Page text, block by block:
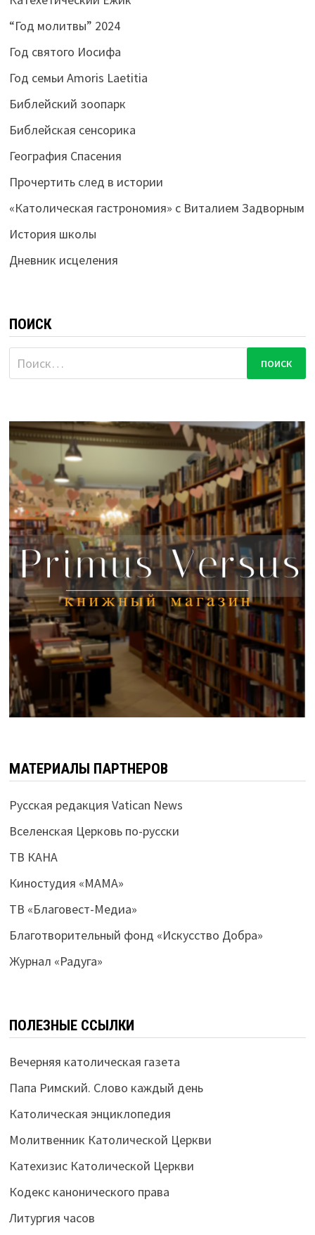
“Год молитвы” 2024
Год святого Иосифа
Год семьи Amoris Laetitia
Библейский зоопарк
Библейская сенсорика
География Спасения
Прочертить след в истории
«Католическая гастрономия» с Виталием Задворным
История школы
Дневник исцеления
ПОИСК
Найти:
МАТЕРИАЛЫ ПАРТНЕРОВ
Русская редакция Vatican News
Вселенская Церковь по-русски
ТВ КАНА
Киностудия «МАМА»
ТВ «Благовест-Медиа»
Благотворительный фонд «Искусство Добра»
Журнал «Радуга»
ПОЛЕЗНЫЕ ССЫЛКИ
Вечерняя католическая газета
Папа Римский. Слово каждый день
Католическая энциклопедия
Молитвенник Католической Церкви
Катехизис Католической Церкви
Кодекс канонического права
Литургия часов